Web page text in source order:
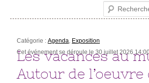
Infos pratiques
Recherche
Les vacances au
Autour de l’oeuvre
Catégorie :Agenda Exposition
Cet événement se déroule le 30 juillet 2026